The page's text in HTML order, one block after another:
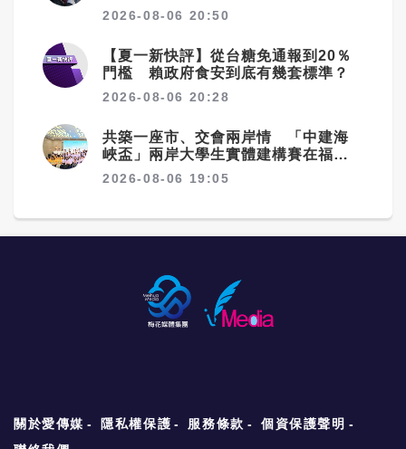
2026-08-06 20:50
【夏一新快評】從台糖免通報到20％
門檻 賴政府食安到底有幾套標準？
2026-08-06 20:28
共築一座市、交會兩岸情 「中建海
峽盃」兩岸大學生實體建構賽在福州
落幕
2026-08-06 19:05
關於愛傳媒 隱私權保護 服務條款
個資保護聲明